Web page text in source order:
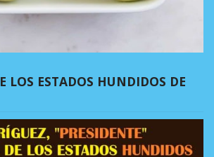
LOS ESTADOS HUNDIDOS DE